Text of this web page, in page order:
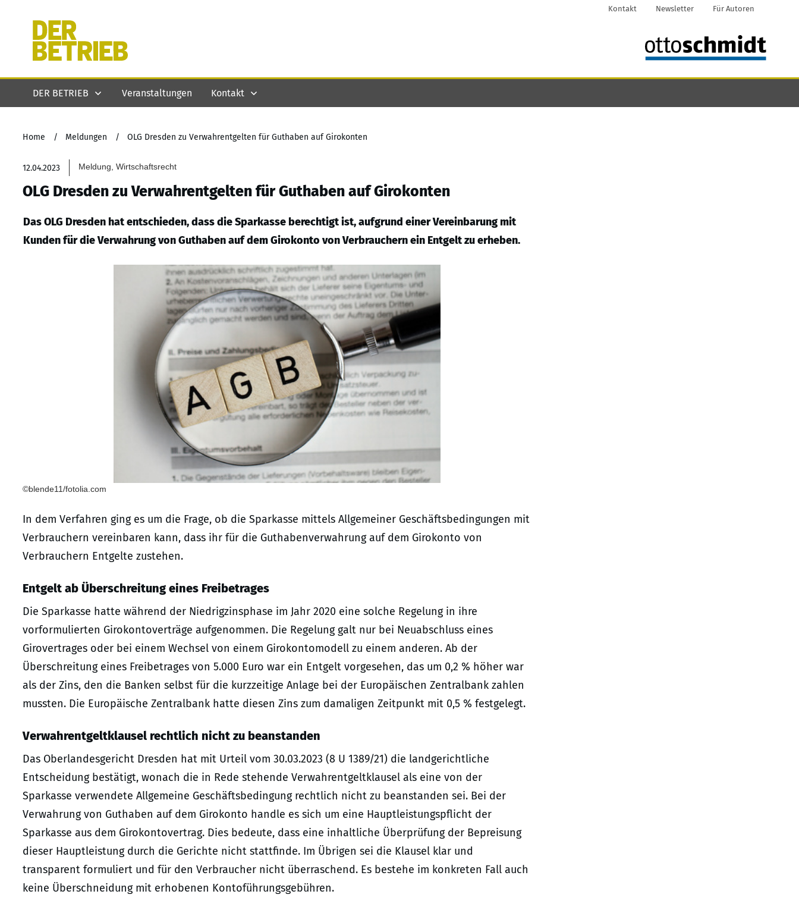
Kontakt Newsletter Für Autoren
DER BETRIEB Veranstaltungen Kontakt
Home / Meldungen / OLG Dresden zu Verwahrentgelten für Guthaben auf Girokonten
12.04.2023 Meldung, Wirtschaftsrecht
OLG Dresden zu Verwahrentgelten für Guthaben auf Girokonten
Das OLG Dresden hat entschieden, dass die Sparkasse berechtigt ist, aufgrund einer Vereinbarung mit
Kunden für die Verwahrung von Guthaben auf dem Girokonto von Verbrauchern ein Entgelt zu erheben.
©blende11/fotolia.com
In dem Verfahren ging es um die Frage, ob die Sparkasse mittels Allgemeiner Geschäftsbedingungen mit
Verbrauchern vereinbaren kann, dass ihr für die Guthabenverwahrung auf dem Girokonto von
Verbrauchern Entgelte zustehen.
Entgelt ab Überschreitung eines Freibetrages
Die Sparkasse hatte während der Niedrigzinsphase im Jahr 2020 eine solche Regelung in ihre
vorformulierten Girokontoverträge aufgenommen. Die Regelung galt nur bei Neuabschluss eines
Girovertrages oder bei einem Wechsel von einem Girokontomodell zu einem anderen. Ab der
Überschreitung eines Freibetrages von 5.000 Euro war ein Entgelt vorgesehen, das um 0,2 % höher war
als der Zins, den die Banken selbst für die kurzzeitige Anlage bei der Europäischen Zentralbank zahlen
mussten. Die Europäische Zentralbank hatte diesen Zins zum damaligen Zeitpunkt mit 0,5 % festgelegt.
Verwahrentgeltklausel rechtlich nicht zu beanstanden
Das Oberlandesgericht Dresden hat mit Urteil vom 30.03.2023 (8 U 1389/21) die landgerichtliche
Entscheidung bestätigt, wonach die in Rede stehende Verwahrentgeltklausel als eine von der
Sparkasse verwendete Allgemeine Geschäftsbedingung rechtlich nicht zu beanstanden sei. Bei der
Verwahrung von Guthaben auf dem Girokonto handle es sich um eine Hauptleistungspflicht der
Sparkasse aus dem Girokontovertrag. Dies bedeute, dass eine inhaltliche Überprüfung der Bepreisung
dieser Hauptleistung durch die Gerichte nicht stattfinde. Im Übrigen sei die Klausel klar und
transparent formuliert und für den Verbraucher nicht überraschend. Es bestehe im konkreten Fall auch
keine Überschneidung mit erhobenen Kontoführungsgebühren.